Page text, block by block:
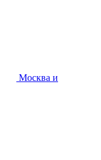
Москва и